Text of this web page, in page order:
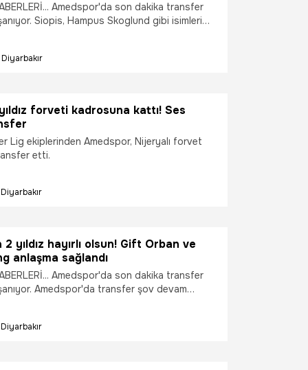
Amedspor'da son dakika transfer
Siopis, Hampus Skoglund gibi isimleri
sağlandı.
Diyarbakır
forveti kadrosuna kattı! Ses
Lig ekiplerinden Amedspor, Nijeryalı forvet
etti.
Diyarbakır
yıldız hayırlı olsun! Gift Orban ve
anlaşma sağlandı
Amedspor'da son dakika transfer
Amedspor'da transfer şov devam
heyecanlı bekleyişe geçti.
Diyarbakır